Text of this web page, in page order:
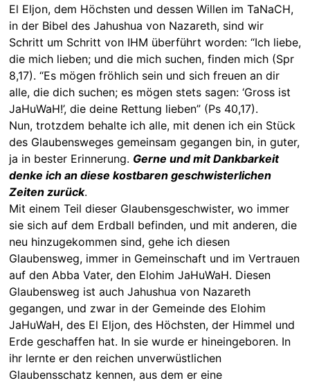
El Eljon, dem Höchsten und dessen Willen im TaNaCH,
in der Bibel des Jahushua von Nazareth, sind wir
Schritt um Schritt von IHM überführt worden: “Ich liebe,
die mich lieben; und die mich suchen, finden mich (Spr
8,17). “Es mögen fröhlich sein und sich freuen an dir
alle, die dich suchen; es mögen stets sagen: ‘Gross ist
JaHuWaH!’, die deine Rettung lieben” (Ps 40,17).
Nun, trotzdem behalte ich alle, mit denen ich ein Stück
des Glaubensweges gemeinsam gegangen bin, in guter,
ja in bester Erinnerung. Gerne und mit Dankbarkeit
denke ich an diese kostbaren geschwisterlichen
Zeiten zurück.
Mit einem Teil dieser Glaubensgeschwister, wo immer
sie sich auf dem Erdball befinden, und mit anderen, die
neu hinzugekommen sind, gehe ich diesen
Glaubensweg, immer in Gemeinschaft und im Vertrauen
auf den Abba Vater, den Elohim JaHuWaH. Diesen
Glaubensweg ist auch Jahushua von Nazareth
gegangen, und zwar in der Gemeinde des Elohim
JaHuWaH, des El Eljon, des Höchsten, der Himmel und
Erde geschaffen hat. In sie wurde er hineingeboren. In
ihr lernte er den reichen unverwüstlichen
Glaubensschatz kennen, aus dem er eine